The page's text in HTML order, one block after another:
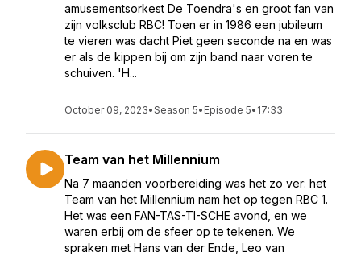
amusementsorkest De Toendra's en groot fan van
zijn volksclub RBC! Toen er in 1986 een jubileum
te vieren was dacht Piet geen seconde na en was
er als de kippen bij om zijn band naar voren te
schuiven. 'H...
October 09, 2023•Season 5• Episode 5• 17:33
Team van het Millennium
Na 7 maanden voorbereiding was het zo ver: het
Team van het Millennium nam het op tegen RBC 1.
Het was een FAN-TAS-TI-SCHE avond, en we
waren erbij om de sfeer op te tekenen. We
spraken met Hans van der Ende, Leo van